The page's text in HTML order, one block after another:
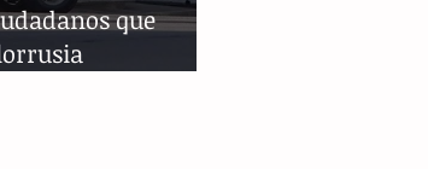
que